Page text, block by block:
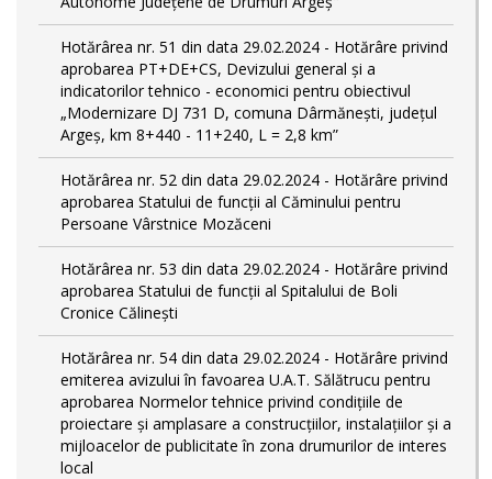
Hotărârea nr. 51 din data 29.02.2024 - Hotărâre privind
aprobarea PT+DE+CS, Devizului general și a
indicatorilor tehnico - economici pentru obiectivul
„Modernizare DJ 731 D, comuna Dârmănești, județul
Argeș, km 8+440 - 11+240, L = 2,8 km”
Hotărârea nr. 52 din data 29.02.2024 - Hotărâre privind
aprobarea Statului de funcţii al Căminului pentru
Persoane Vârstnice Mozăceni
Hotărârea nr. 53 din data 29.02.2024 - Hotărâre privind
aprobarea Statului de funcții al Spitalului de Boli
Cronice Călinești
Hotărârea nr. 54 din data 29.02.2024 - Hotărâre privind
emiterea avizului în favoarea U.A.T. Sălătrucu pentru
aprobarea Normelor tehnice privind condiţiile de
proiectare şi amplasare a construcţiilor, instalaţiilor şi a
mijloacelor de publicitate în zona drumurilor de interes
local